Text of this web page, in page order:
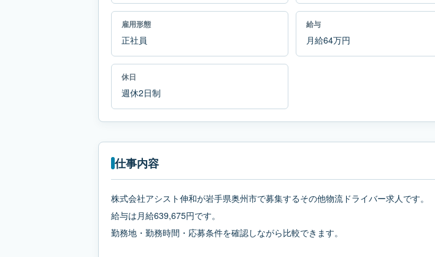
雇用形態
正社員
給与
月給64万円
休日
週休2日制
仕事内容
株式会社アシスト伸和が岩手県奥州市で募集するその他物流ドライバー求人です。
給与は月給639,675円です。
勤務地・勤務時間・応募条件を確認しながら比較できます。